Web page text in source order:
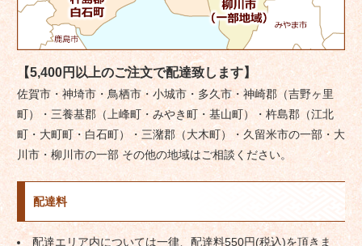
【5,400円以上のご注文で配達致します】
佐賀市・神埼市・鳥栖市・小城市・多久市・神崎郡（吉野ヶ里
町）・三養基郡（上峰町・みやき町・基山町）・杵島郡（江北
町・大町町・白石町）・三潴郡（大木町）・久留米市の一部・大
川市・柳川市の一部 その他の地域はご相談ください。
配達料
配達エリア内については一律、配達料550円(税込)を頂きま